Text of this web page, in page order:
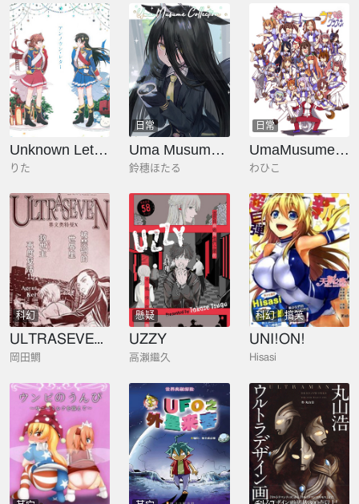
Unknown Letter
りた
日常
Uma Musume Collection
鈴穗ほたる
日常
UmaMusume Graffiti
わひこ
科幻
ULTRASEVEN X
岡田鯛
懸疑
UZZY
高瀨繼久
科幻 搞笑
UNI!ON!
Hisasi